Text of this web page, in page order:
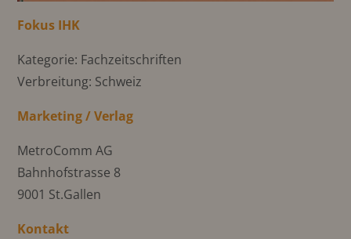
Fokus IHK
Kategorie: Fachzeitschriften
Verbreitung: Schweiz
Marketing / Verlag
MetroComm AG
Bahnhofstrasse 8
9001 St.Gallen
Kontakt